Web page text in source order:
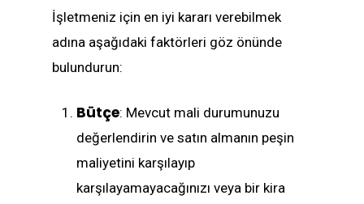
İşletmeniz için en iyi kararı verebilmek
adına aşağıdaki faktörleri göz önünde
bulundurun:
Bütçe: Mevcut mali durumunuzu
değerlendirin ve satın almanın peşin
maliyetini karşılayıp
karşılayamayacağınızı veya bir kira